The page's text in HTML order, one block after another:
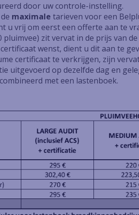
door uw controle-instelling.
maximale tarieven voor een
u vrij om eerst een offerte aan te
zit vervat in de prijs van
wenst, dient u dit aan te
certificaat te verkrijgen, zijn
uitgevoerd op dezelfde dag en
met een lastenboek.